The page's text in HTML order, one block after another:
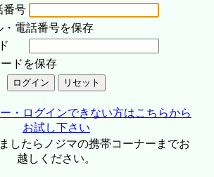
番号
・電話番号を保存
ドを保存
・ログインできない方はこちらから
お試し下さい
したらノジマの携帯コーナーまでお
越しください。